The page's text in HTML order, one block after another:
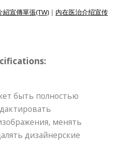
紹宣傳單張(TW) | 内在医治介绍宣传
быть полностью
менять
дизайнерские